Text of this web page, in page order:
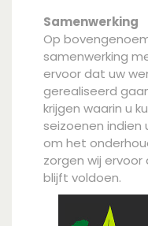
Samenwerking
Op
samenwerking
ervoor dat uw
gerealiseerd
krijgen waarin u
seizoenen indien
om het
zorgen wij
blijft voldoen.